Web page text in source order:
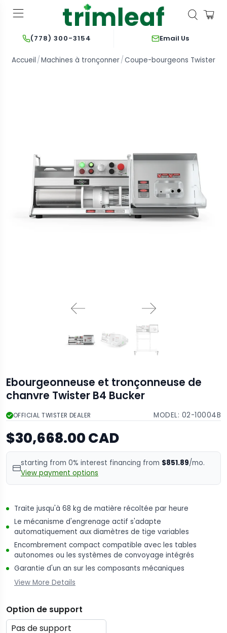
(778) 300-3154 Email Us
Accueil Machines à tronçonner Coupe-bourgeons Twister
Ebourgeonneuse et tronçonneuse de
chanvre Twister B4 Bucker
OFFICIAL TWISTER DEALER MODEL: 02-10004B
$30,668.00 CAD
starting from 0% interest financing from $851.89/mo.
View payment options
Traite jusqu'à 68 kg de matière récoltée par heure
Le mécanisme d'engrenage actif s'adapte
automatiquement aux diamètres de tige variables
Encombrement compact compatible avec les tables
autonomes ou les systèmes de convoyage intégrés
Garantie d'un an sur les composants mécaniques
View More Details
Option de support